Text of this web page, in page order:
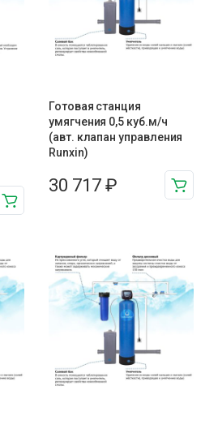
Готовая станция
умягчения 0,5 куб.м/ч
(авт. клапан управления
Runxin)
30 717 ₽